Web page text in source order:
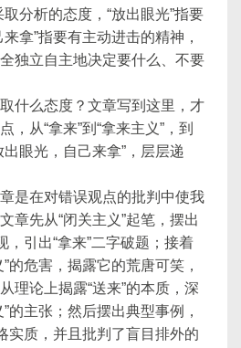
分析的态度，“放出眼光”指要
拿”指要有主动进击的精神，
独立自主地决定要什么、不要
什么态度？文章写到这里，才
，从“拿来”到“拿来主义”，到
眼光，自己来拿”，层层递
是在对错误观点的批判中使我
章先从“闭关主义”起笔，摆出
，引出“拿来”二字破题；接着
的危害，揭露它的荒唐可笑，
理论上揭露“送来”的本质，深
的主张；然后摆出典型事例，
实质，并且批判了盲目排外的